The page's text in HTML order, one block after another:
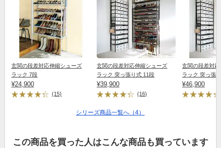
玄関の段差対応伸縮シューズ
ラック 7段
¥24,900
(15)
玄関の段差対応伸縮シューズ
ラック 突っ張り式 11段
¥39,900
(16)
玄関の段差対
ラック 突っ張
¥46,900
シリーズ商品一覧へ（4）
この商品を買った人はこんな商品も買っています